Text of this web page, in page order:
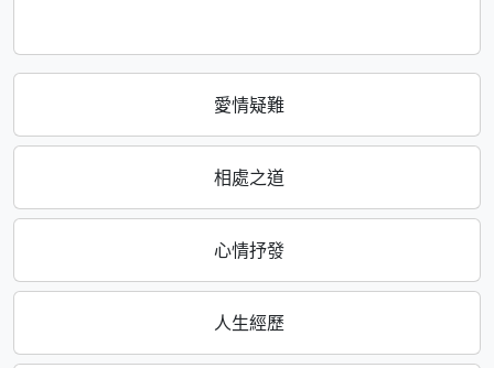
愛情疑難
相處之道
心情抒發
人生經歷